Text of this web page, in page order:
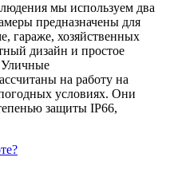
мы используем два
предназначены для
гараже, хозяйственных
дизайн и простое
Уличные
на работу на
условиях. Они
защиты IP66,